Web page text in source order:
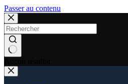
Passer au contenu